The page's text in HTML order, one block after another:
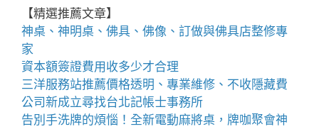
【精選推薦文章】
神桌、 神明桌 、 佛具 、佛像、訂做與佛具店整修專
家
資本額簽證費用收多少才合理
三洋服務站推薦價格透明、專業維修、不收隱藏費
公司新成立尋找台北記帳士事務所
告別手洗牌的煩惱！全新電動麻將桌 ，牌咖聚會神